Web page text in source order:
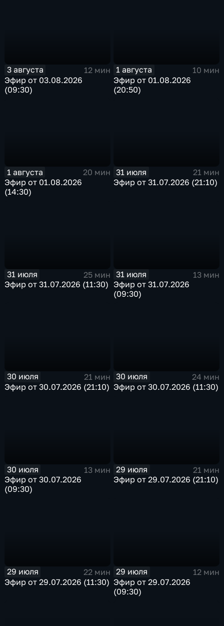
3 августа
12 мин
Эфир от 03.08.2026
(09:30)
1 августа
10 мин
Эфир от 01.08.2026
(20:50)
1 августа
20 мин
Эфир от 01.08.2026
(14:30)
31 июля
21 мин
Эфир от 31.07.2026 (21:10)
31 июля
25 мин
Эфир от 31.07.2026 (11:30)
31 июля
13 мин
Эфир от 31.07.2026
(09:30)
30 июля
21 мин
Эфир от 30.07.2026 (21:10)
30 июля
24 мин
Эфир от 30.07.2026 (11:30)
30 июля
13 мин
Эфир от 30.07.2026
(09:30)
29 июля
21 мин
Эфир от 29.07.2026 (21:10)
29 июля
22 мин
Эфир от 29.07.2026 (11:30)
29 июля
12 мин
Эфир от 29.07.2026
(09:30)